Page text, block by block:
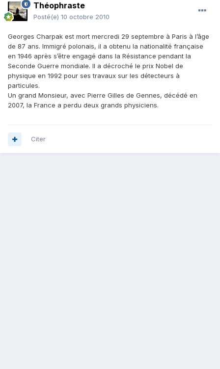
Théophraste
Posté(e) 10 octobre 2010
Georges Charpak est mort mercredi 29 septembre à Paris à l’âge
de 87 ans. Immigré polonais, il a obtenu la nationalité française
en 1946 après s’être engagé dans la Résistance pendant la
Seconde Guerre mondiale. Il a décroché le prix Nobel de
physique en 1992 pour ses travaux sur les détecteurs à
particules.
Un grand Monsieur, avec Pierre Gilles de Gennes, décédé en
2007, la France a perdu deux grands physiciens.
Citer